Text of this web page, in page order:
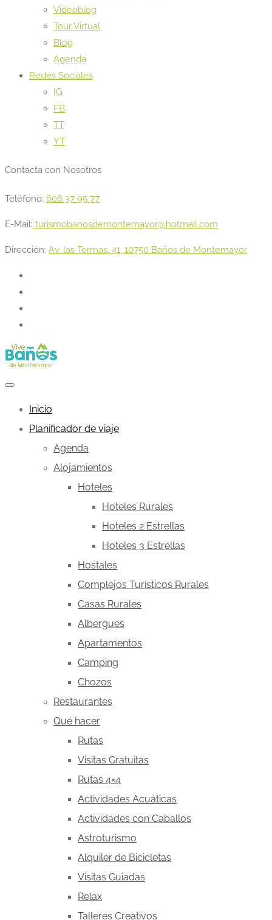
Videoblog
Tour Virtual
Blog
Agenda
Redes Sociales
IG
FB
TT
YT
Contacta con Nosotros
Teléfono: 606 37 95 77
E-Mail: turismobanosdemontemayor@hotmail.com
Dirección: Av. las Termas, 41, 10750 Baños de Montemayor
Inicio
Planificador de viaje
Agenda
Alojamientos
Hoteles
Hoteles Rurales
Hoteles 2 Estrellas
Hoteles 3 Estrellas
Hostales
Complejos Turísticos Rurales
Casas Rurales
Albergues
Apartamentos
Camping
Chozos
Restaurantes
Qué hacer
Rutas
Visitas Gratuitas
Rutas 4×4
Actividades Acuáticas
Actividades con Caballos
Astroturismo
Alquiler de Bicicletas
Visitas Guiadas
Relax
Talleres Creativos